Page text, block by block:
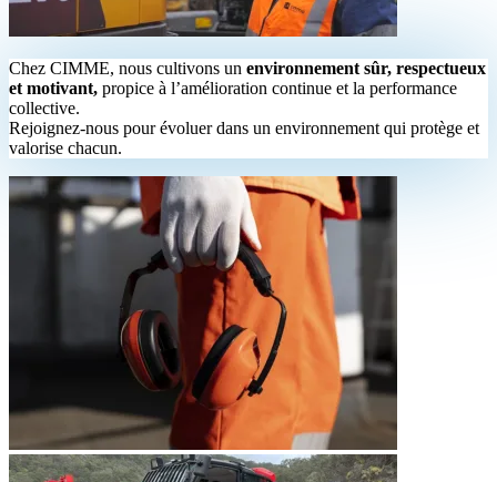
Chez CIMME, nous cultivons un environnement sûr, respectueux
et motivant, propice à l’amélioration continue et la performance
collective.
Rejoignez-nous pour évoluer dans un environnement qui protège et
valorise chacun.